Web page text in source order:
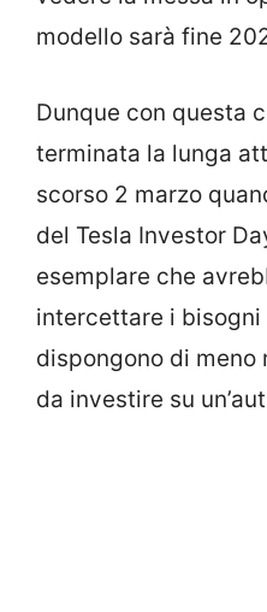
modello sarà fine
Dunque con questa
terminata la lunga
scorso 2 marzo
del Tesla Investor
esemplare che
intercettare i bisogni
dispongono di meno
da investire su